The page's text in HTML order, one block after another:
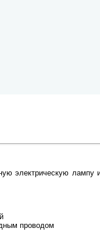
электрическую лампу
проводом